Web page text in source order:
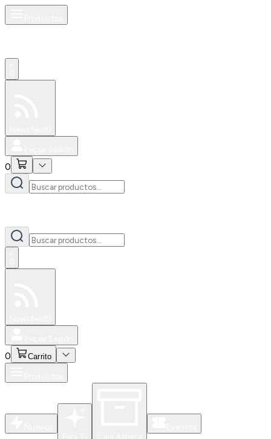
0
0 Carrito